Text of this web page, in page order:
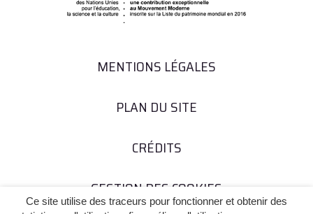
Ce site utilise des traceurs pour fonctionner et obtenir des
MENTIONS LÉGALES
PLAN DU SITE
CRÉDITS
GESTION DES COOKIES